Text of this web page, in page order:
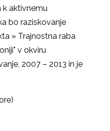
k aktivnemu
bo raziskovanje
» Trajnostna raba
v okviru
2007 – 2013 in je